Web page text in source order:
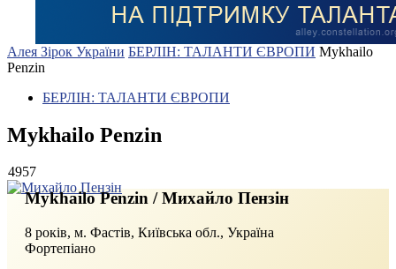
Алея Зірок України БЕРЛІН: ТАЛАНТИ ЄВРОПИ Mykhailo
Penzin
БЕРЛІН: ТАЛАНТИ ЄВРОПИ
Mykhailo Penzin
4957
Mykhailo Penzin / Михайло Пензін
8 років, м. Фастів, Київська обл., Україна
Фортепіано